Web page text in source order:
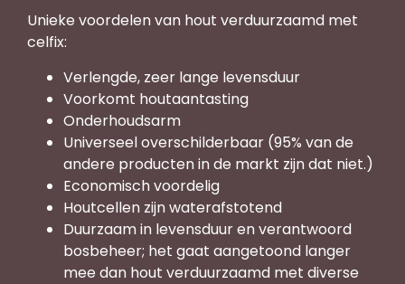
Unieke voordelen van hout verduurzaamd met
celfix:
Verlengde, zeer lange levensduur
Voorkomt houtaantasting
Onderhoudsarm
Universeel overschilderbaar (95% van de
andere producten in de markt zijn dat niet.)
Economisch voordelig
Houtcellen zijn waterafstotend
Duurzaam in levensduur en verantwoord
bosbeheer; het gaat aangetoond langer
mee dan hout verduurzaamd met diverse